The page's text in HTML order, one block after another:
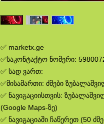
✅ marketx.ge
✅საკონტაქტო ნომერი:
✅ სად ვართ:
✅მისამართი: ძმები
✅ ნავიგაციისთვის:
(Google Maps-ზე)
✅ ნავიგაციაში ჩაწერეთ (50